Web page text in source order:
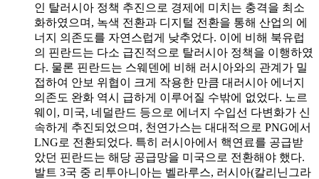
인 탈러시아 정책 추진으로 경제에 미치는 충격을 최소
화하였으며, 녹색 전환과 디지털 전환을 통해 산업의 에
너지 의존도를 자연스럽게 낮추었다. 이에 비해 북유럽
의 핀란드는 다소 급진적으로 탈러시아 정책을 이행하였
다. 물론 핀란드는 스웨덴에 비해 러시아와의 관계가 밀
접하여 안보 위협이 크게 작용한 만큼 대러시아 에너지
의존도 완화 역시 급하게 이루어질 수밖에 없었다. 노르
웨이, 미국, 네덜란드 등으로 에너지 수입선 다변화가 신
속하게 추진되었으며, 천연가스는 대대적으로 PNG에서
LNG로 전환되었다. 특히 러시아에서 핵연료를 공급받
았던 핀란드는 해당 공급망을 미국으로 전환해야 했다.
발트 3국 중 리투아니아는 벨라루스, 러시아(칼리닌그라